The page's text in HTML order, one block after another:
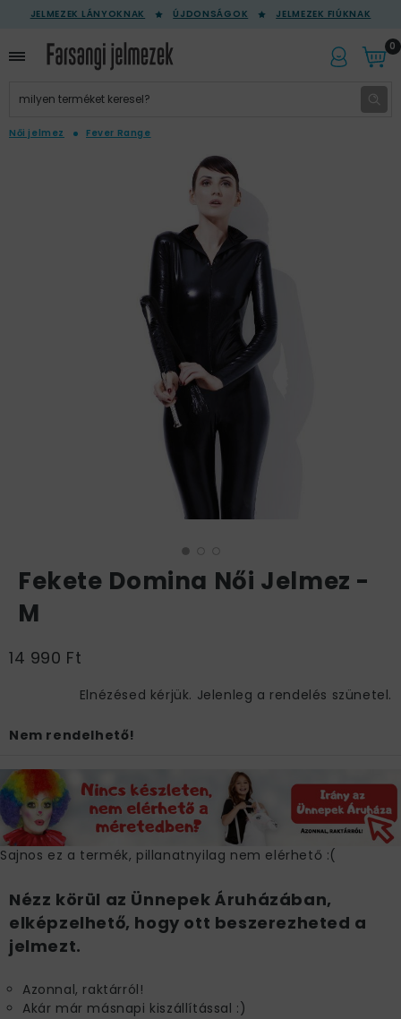
JELMEZEK LÁNYOKNAK ÚJDONSÁGOK JELMEZEK FIÚKNAK
0
Női jelmez Fever Range
Fekete Domina Női Jelmez -
M
14 990 Ft
Elnézésed kérjük. Jelenleg a rendelés szünetel.
Nem rendelhető!
Sajnos ez a termék, pillanatnyilag nem elérhető :(
Nézz körül az Ünnepek Áruházában,
elképzelhető, hogy ott beszerezheted a
jelmezt.
Azonnal, raktárról!
Akár már másnapi kiszállítással :)